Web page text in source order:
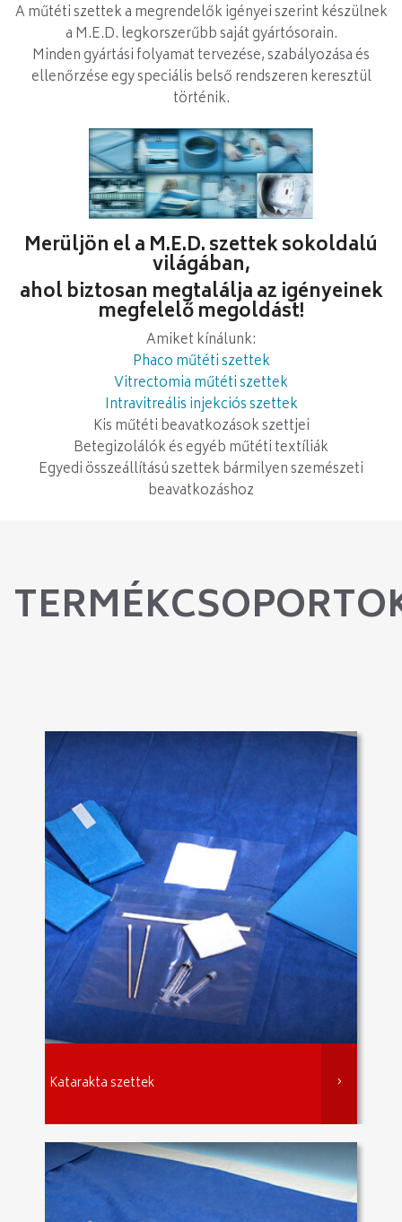
A műtéti szettek a megrendelők igényei szerint készülnek
a M.E.D. legkorszerűbb saját gyártósorain.
Minden gyártási folyamat tervezése, szabályozása és
ellenőrzése egy speciális belső rendszeren keresztül
történik.
Merüljön el a M.E.D. szettek sokoldalú
világában,
ahol biztosan megtalálja az igényeinek
megfelelő megoldást!
Amiket kínálunk:
Phaco műtéti szettek
Vitrectomia műtéti szettek
Intravitreális injekciós szettek
Kis műtéti beavatkozások szettjei
Betegizolálók és egyéb műtéti textíliák
Egyedi összeállítású szettek bármilyen szemészeti
beavatkozáshoz
Katarakta szettek